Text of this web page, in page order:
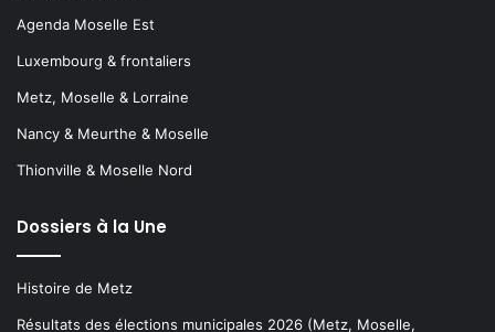
Thionville & Moselle Nord
Dossiers à la Une
Histoire de Metz
Résultats des élections municipales 2026 (Metz, Moselle,
Sentier des lanternes
Newsletter gratuite